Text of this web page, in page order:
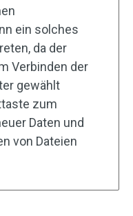
ein solches
da der
Verbinden der
gewählt
zum
Daten und
von Dateien